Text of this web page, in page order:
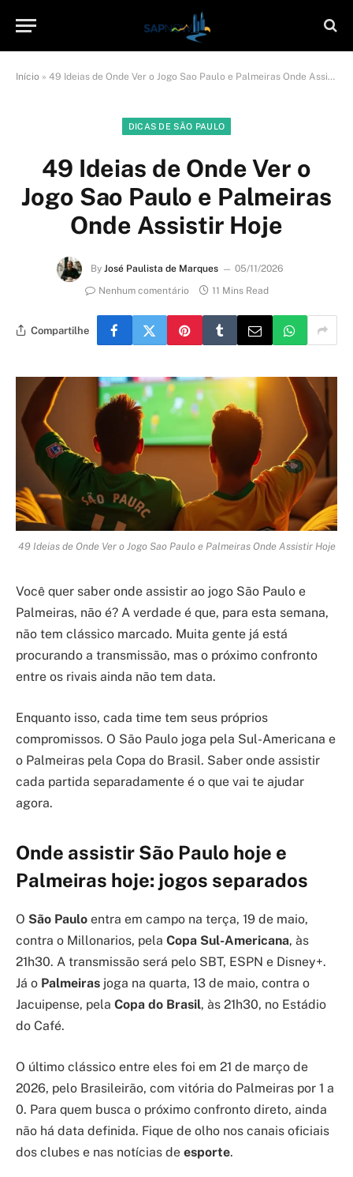
Início » 49 Ideias de Onde Ver o Jogo Sao Paulo e Palmeiras Onde Assistir Hoje
DICAS DE SÃO PAULO
49 Ideias de Onde Ver o
Jogo Sao Paulo e Palmeiras
Onde Assistir Hoje
By José Paulista de Marques
05/11/2026
Nenhum comentário
11 Mins Read
Compartilhe
49 Ideias de Onde Ver o Jogo Sao Paulo e Palmeiras Onde Assistir Hoje
Você quer saber onde assistir ao jogo São Paulo e
Palmeiras, não é? A verdade é que, para esta semana,
não tem clássico marcado. Muita gente já está
procurando a transmissão, mas o próximo confronto
entre os rivais ainda não tem data.
Enquanto isso, cada time tem seus próprios
compromissos. O São Paulo joga pela Sul-Americana e
o Palmeiras pela Copa do Brasil. Saber onde assistir
cada partida separadamente é o que vai te ajudar
agora.
Onde assistir São Paulo hoje e
Palmeiras hoje: jogos separados
O São Paulo entra em campo na terça, 19 de maio,
contra o Millonarios, pela Copa Sul-Americana, às
21h30. A transmissão será pelo SBT, ESPN e Disney+.
Já o Palmeiras joga na quarta, 13 de maio, contra o
Jacuipense, pela Copa do Brasil, às 21h30, no Estádio
do Café.
O último clássico entre eles foi em 21 de março de
2026, pelo Brasileirão, com vitória do Palmeiras por 1 a
0. Para quem busca o próximo confronto direto, ainda
não há data definida. Fique de olho nos canais oficiais
dos clubes e nas notícias de esporte.